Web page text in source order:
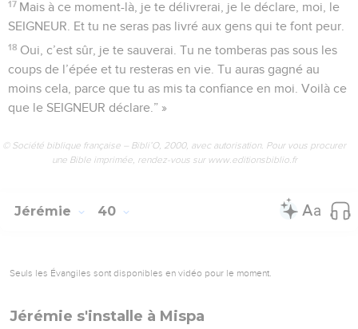
17 Mais à ce moment-là, je te délivrerai, je le déclare, moi, le
SEIGNEUR. Et tu ne seras pas livré aux gens qui te font peur.
18 Oui, c’est sûr, je te sauverai. Tu ne tomberas pas sous les
coups de l’épée et tu resteras en vie. Tu auras gagné au
moins cela, parce que tu as mis ta confiance en moi. Voilà ce
que le SEIGNEUR déclare.” »
© Société biblique française – Bibli’O, 2000, avec autorisation. Pour vous procurer
une Bible imprimée, rendez-vous sur www.editionsbiblio.fr
Jérémie 40
Seuls les Évangiles sont disponibles en vidéo pour le moment.
Jérémie s'installe à Mispa